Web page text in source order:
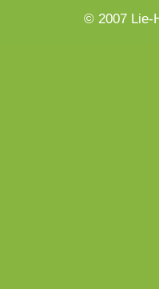
© 2007 Lie-